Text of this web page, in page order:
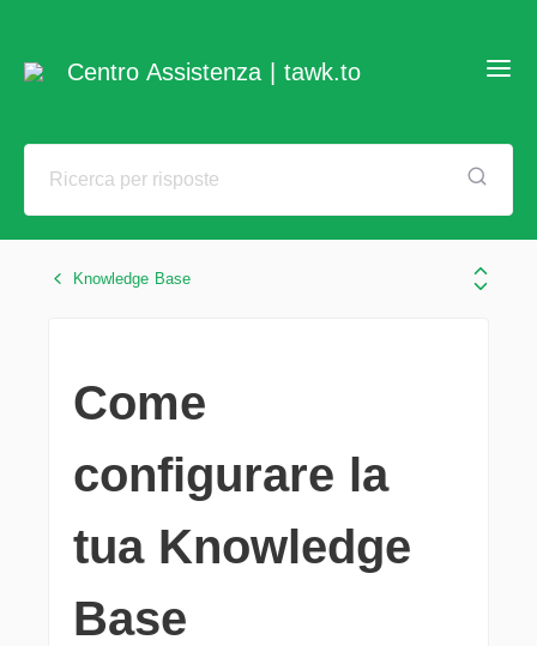
Centro Assistenza | tawk.to
Knowledge Base
Come
configurare la
tua Knowledge
Base